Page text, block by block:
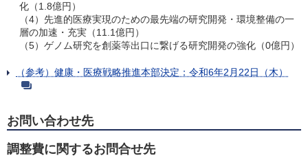
化（1.8億円）
（4）先進的医療実現のための最先端の研究開発・環境整備の一
層の加速・充実（11.1億円）
（5）ゲノム研究を創薬等出口に繋げる研究開発の強化（0億円）
（参考）健康・医療戦略推進本部決定：令和6年2月22日（木）
お問い合わせ先
調整費に関するお問合せ先